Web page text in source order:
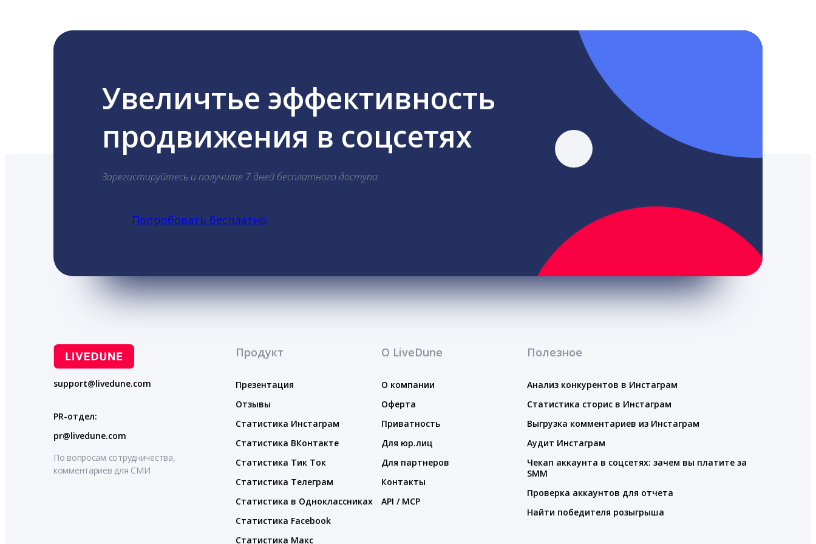
Увеличтье эффективность
продвижения в соцсетях
Зарегистируйтесь и получите 7 дней бесплатного доступа.
Попробовать бесплатно
support@livedune.com
PR-отдел:
pr@livedune.com
По вопросам сотрудничества,
комментариев для СМИ
Продукт
Презентация
Отзывы
Статистика Инстаграм
Статистика ВКонтакте
Статистика Тик Ток
Статистика Телеграм
Статистика в Одноклассниках
Статистика Facebook
Статистика Макс
О LiveDune
О компании
Оферта
Приватность
Для юр.лиц
Для партнеров
Контакты
API / MCP
Полезное
Анализ конкурентов в Инстаграм
Статистика сторис в Инстаграм
Выгрузка комментариев из Инстаграм
Аудит Инстаграм
Чекап аккаунта в соцсетях: зачем вы платите за
SMM
Проверка аккаунтов для отчета
Найти победителя розыгрыша